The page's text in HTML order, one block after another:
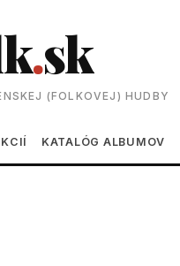
.sk
(FOLKOVEJ) HUDBY
KATALÓG ALBUMOV